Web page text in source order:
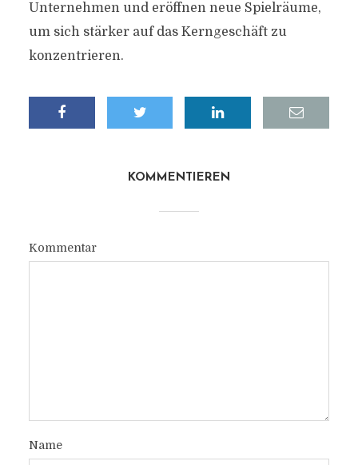
Unternehmen und eröffnen neue Spielräume,
um sich stärker auf das Kerngeschäft zu
konzentrieren.
KOMMENTIEREN
Kommentar
Name